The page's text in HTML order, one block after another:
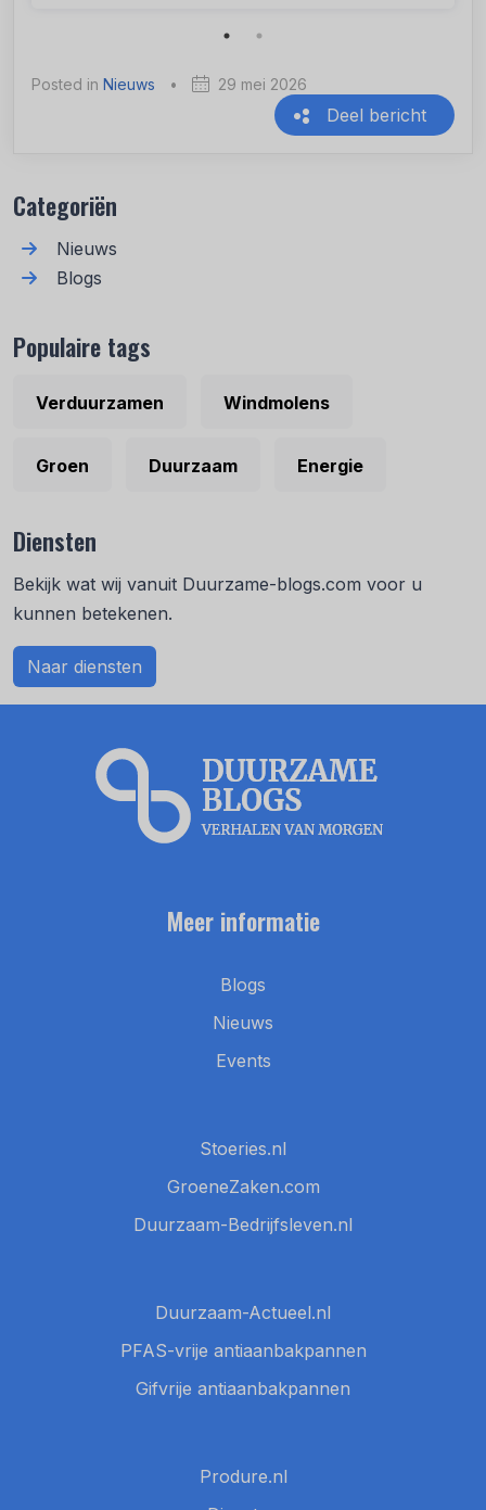
Posted in Nieuws • 29 mei 2026
Deel bericht
Categoriën
Nieuws
Blogs
Populaire tags
Verduurzamen Windmolens
Groen Duurzaam Energie
Diensten
Bekijk wat wij vanuit Duurzame-blogs.com voor u
kunnen betekenen.
Naar diensten
Meer informatie
Blogs
Nieuws
Events
Stoeries.nl
GroeneZaken.com
Duurzaam-Bedrijfsleven.nl
Duurzaam-Actueel.nl
PFAS-vrije antiaanbakpannen
Gifvrije antiaanbakpannen
Produre.nl